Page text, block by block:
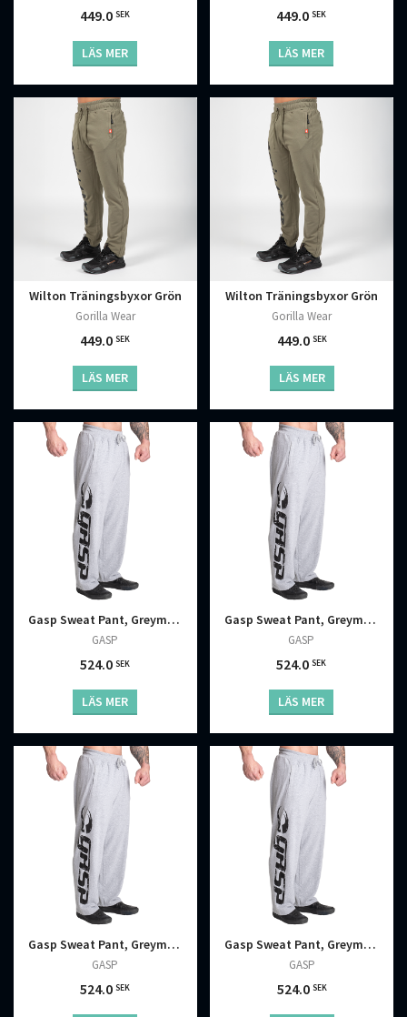
449.0SEK
LÄS MER
449.0SEK
LÄS MER
Wilton Träningsbyxor Grön
Gorilla Wear
449.0SEK
LÄS MER
Wilton Träningsbyxor Grön
Gorilla Wear
449.0 SEK
LÄS MER
Gasp Sweat Pant, Greymelange
GASP
524.0SEK
LÄS MER
Gasp Sweat Pant, Greymelange
GASP
524.0SEK
LÄS MER
Gasp Sweat Pant, Greymelange
GASP
524.0SEK
Gasp Sweat Pant, Greymelange
GASP
524.0 SEK